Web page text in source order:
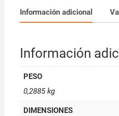
My
Salon
cantidad
Información adicional
Información
PESO
0,2885 kg
DIMENSIONES